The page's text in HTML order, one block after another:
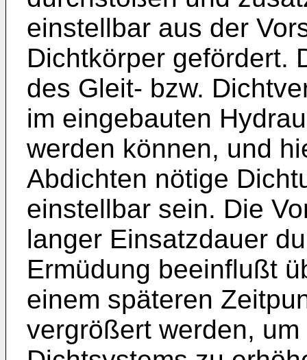
einstellbar aus der
Dichtkörper gefördert.
des Gleit- bzw.
im eingebauten
werden können, und
Abdichten nötige
einstellbar sein. Die
langer Einsatzdauer
Ermüdung beeinflußt
einem späteren
vergrößert werden,